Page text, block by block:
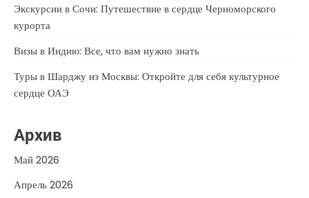
Экскурсии в Сочи: Путешествие в сердце Черноморского
курорта
Визы в Индию: Все, что вам нужно знать
Туры в Шарджу из Москвы: Откройте для себя культурное
сердце ОАЭ
Архив
Май 2026
Апрель 2026